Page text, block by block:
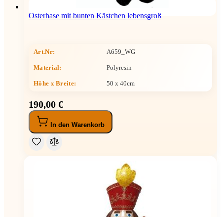
Osterhase mit bunten Kästchen lebensgroß
Art.Nr: A659_WG
Material: Polyresin
Höhe x Breite: 50 x 40cm
190,00 €
In den Warenkorb